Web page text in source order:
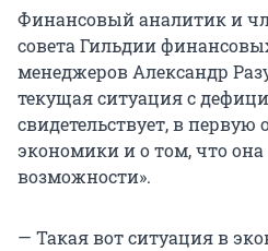
Финансовый аналитик и
совета Гильдии
менеджеров Александр
текущая ситуация с
свидетельствует, в первую
экономики и о том, что она
возможности».
— Такая вот ситуация в